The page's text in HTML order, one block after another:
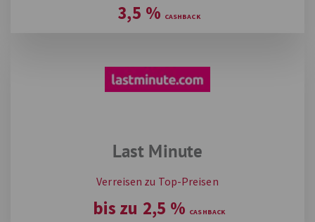
3,5 %
Last Minute
Verreisen zu Top-Preisen
bis zu 2,5 %